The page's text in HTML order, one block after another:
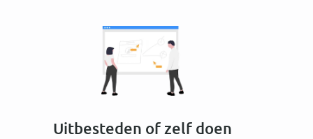
Uitbesteden of zelf doen